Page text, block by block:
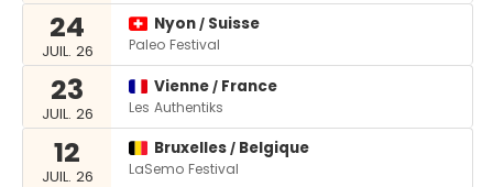
24
JUIL. 26
Nyon/ Suisse
Paleo Festival
23
JUIL. 26
Vienne/ France
Les Authentiks
12
JUIL. 26
Bruxelles/ Belgique
LaSemo Festival